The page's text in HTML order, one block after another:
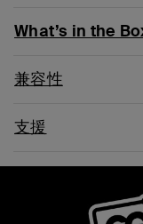
What’s in the
兼容性
支援